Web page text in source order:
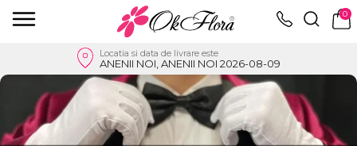
0
Locatia si data de livrare este
ANENII NOI, ANENII NOI 2026-08-09